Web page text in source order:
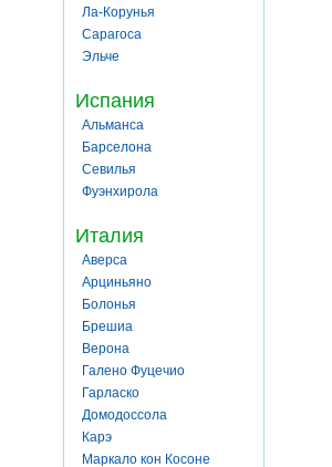
Ла-Корунья
Сарагоса
Эльче
Испания
Альманса
Барселона
Севилья
Фуэнхирола
Италия
Аверса
Арциньяно
Болонья
Брешиа
Верона
Галено Фуцечио
Гарласко
Домодоссола
Карэ
Маркало кон Косоне